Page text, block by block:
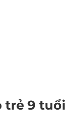
trẻ 9 tuổi